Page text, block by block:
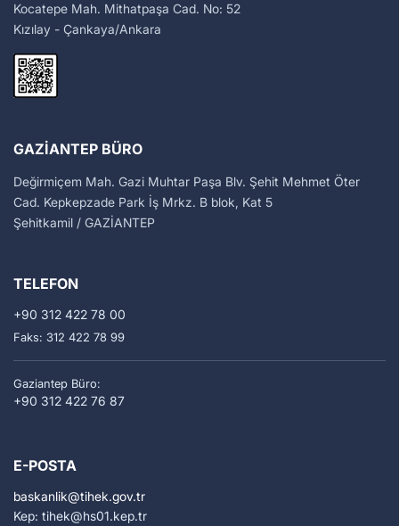
Kocatepe Mah. Mithatpaşa Cad. No: 52
Kızılay - Çankaya/Ankara
GAZIANTEP BÜRO
Değirmiçem Mah. Gazi Muhtar Paşa Blv. Şehit Mehmet Öter
Cad. Kepkepzade Park İş Mrkz. B blok, Kat 5
Şehitkamil / GAZİANTEP
TELEFON
+90 312 422 78 00
Faks: 312 422 78 99
Gaziantep Büro:
+90 312 422 76 87
E-POSTA
baskanlik tihek.gov.tr
Kep: tihek hs01.kep.tr